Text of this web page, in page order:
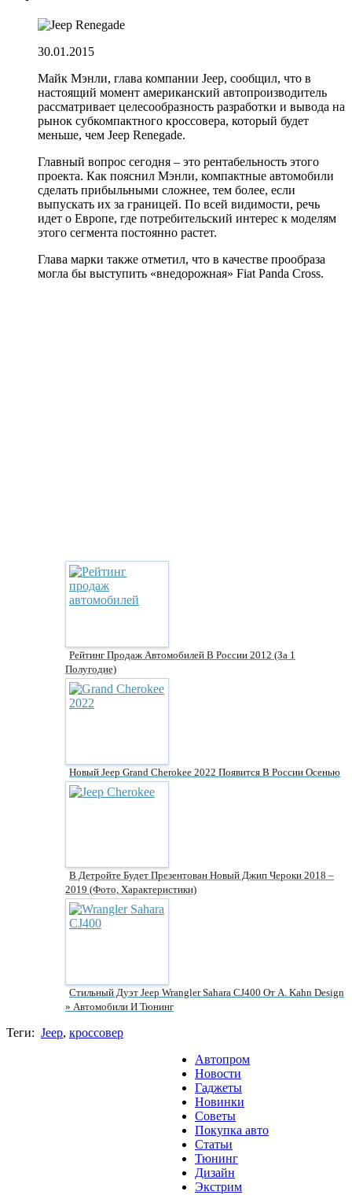
30.01.2015
Майк Мэнли, глава компании Jeep, сообщил, что в
настоящий момент американский автопроизводитель
рассматривает целесообразность разработки и вывода на
рынок субкомпактного кроссовера, который будет
меньше, чем Jeep Renegade.
Главный вопрос сегодня – это рентабельность этого
проекта. Как пояснил Мэнли, компактные автомобили
сделать прибыльными сложнее, тем более, если
выпускать их за границей. По всей видимости, речь
идет о Европе, где потребительский интерес к моделям
этого сегмента постоянно растет.
Глава марки также отметил, что в качестве прообраза
могла бы выступить «внедорожная» Fiat Panda Cross.
Рейтинг Продаж Автомобилей В России 2012 (за 1
Полугодие)
Новый Jeep Grand Cherokee 2022 Появится В России Осенью
В Детройте Будет Презентован Новый Джип Чероки 2018 –
2019 (фото, Характеристики)
Стильный Дуэт Jeep Wrangler Sahara CJ400 От A. Kahn Design
» Автомобили И Тюнинг
Теги: Jeep, кроссовер
Автопром
Новости
Гаджеты
Новинки
Советы
Покупка авто
Статьи
Тюнинг
Дизайн
Экстрим